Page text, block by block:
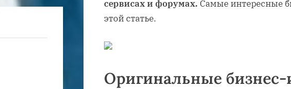
сервисах и форумах. Самые интересные
этой статье.
Оригинальные бизнес-